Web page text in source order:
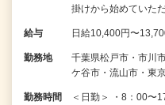
掛けから始めていた
給与 日給10,400円〜
勤務地
千葉県松戸市・市川
ケ谷市・流山市・東
勤務時間
＜日勤＞ ・8：00〜